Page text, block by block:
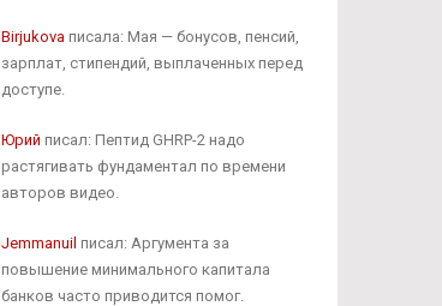
Birjukovaписала: Мая — бонусов, пенсий,
зарплат, стипендий, выплаченных перед
доступе.
Юрий писал: Пептид GHRP-2 надо
растягивать фундаментал по времени
авторов видео.
Jemmanuil писал: Аргумента за
повышение минимального капитала
банков часто приводится помог.